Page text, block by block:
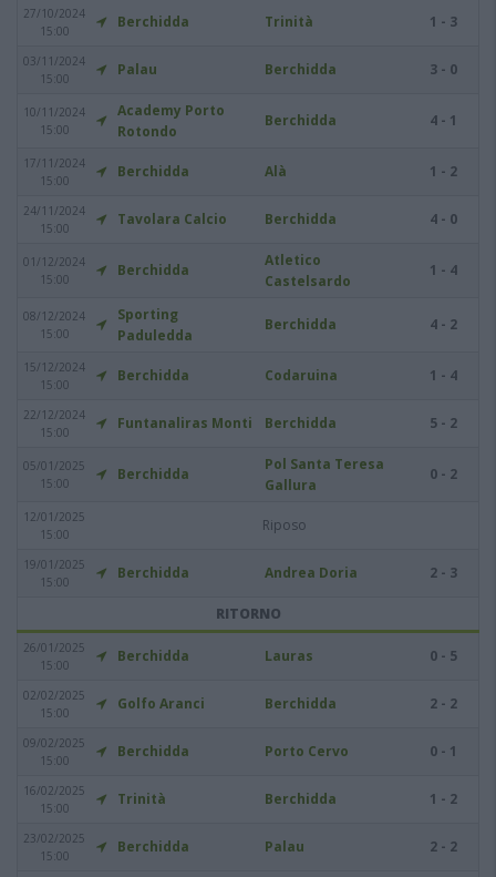
27/10/2024
15:00
Berchidda Trinità 1 - 3
03/11/2024
15:00
Palau Berchidda 3 - 0
10/11/2024
15:00
Academy Porto
Rotondo
Berchidda 4 - 1
17/11/2024
15:00
Berchidda Alà 1 - 2
24/11/2024
15:00
Tavolara Calcio Berchidda 4 - 0
01/12/2024
15:00
Berchidda
Atletico
Castelsardo
1 - 4
08/12/2024
15:00
Sporting
Paduledda
Berchidda 4 - 2
15/12/2024
15:00
Berchidda Codaruina 1 - 4
22/12/2024
15:00
Funtanaliras Monti Berchidda 5 - 2
05/01/2025
15:00
Berchidda
Pol Santa Teresa
Gallura
0 - 2
12/01/2025
15:00
Riposo
19/01/2025
15:00
Berchidda Andrea Doria 2 - 3
RITORNO
26/01/2025
15:00
Berchidda Lauras 0 - 5
02/02/2025
15:00
Golfo Aranci Berchidda 2 - 2
09/02/2025
15:00
Berchidda Porto Cervo 0 - 1
16/02/2025
15:00
Trinità Berchidda 1 - 2
23/02/2025
15:00
Berchidda Palau 2 - 2